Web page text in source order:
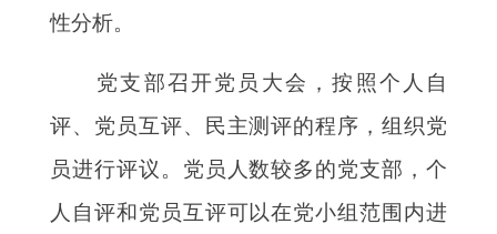
性分析。
党支部召开党员大会，按照个人自
评、党员互评、民主测评的程序，组织党
员进行评议。党员人数较多的党支部，个
人自评和党员互评可以在党小组范围内进